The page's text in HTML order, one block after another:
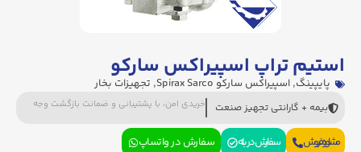
استیم تراپ اسپیراکس سارکو
پایپینگ, اسپیراکس سارکو Spirax Sarco , تجهیزات بخار
بیمه + گارانتی تجهیز صنعت خریدی امن، با پشتیبانی و ضمانت بازگشت وجه
مشاوره فروش سفارش در بله سفارش در واتساپ